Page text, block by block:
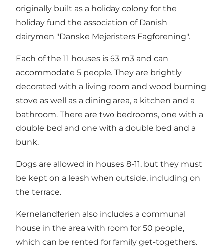
originally built as a holiday colony for the
holiday fund the association of Danish
dairymen "Danske Mejeristers Fagforening".
Each of the 11 houses is 63 m3 and can
accommodate 5 people. They are brightly
decorated with a living room and wood burning
stove as well as a dining area, a kitchen and a
bathroom. There are two bedrooms, one with a
double bed and one with a double bed and a
bunk.
Dogs are allowed in houses 8-11, but they must
be kept on a leash when outside, including on
the terrace.
Kernelandferien also includes a communal
house in the area with room for 50 people,
which can be rented for family get-togethers.